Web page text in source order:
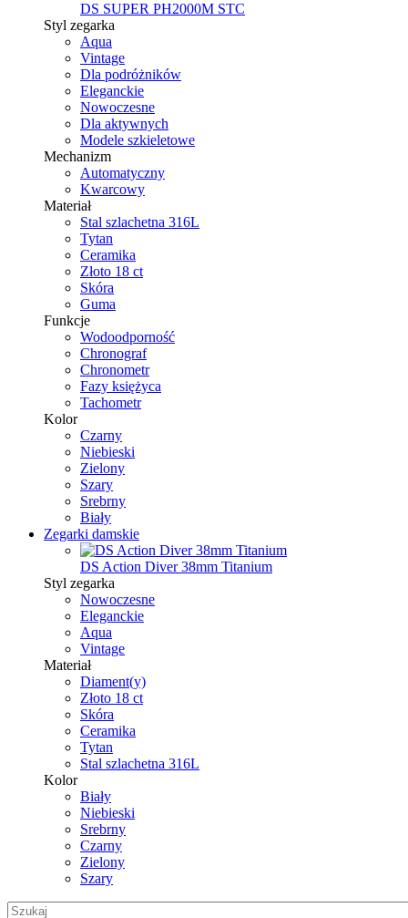
DS SUPER PH2000M STC
Styl zegarka
Aqua
Vintage
Dla podróżników
Eleganckie
Nowoczesne
Dla aktywnych
Modele szkieletowe
Mechanizm
Automatyczny
Kwarcowy
Materiał
Stal szlachetna 316L
Tytan
Ceramika
Złoto 18 ct
Skóra
Guma
Funkcje
Wodoodporność
Chronograf
Chronometr
Fazy księżyca
Tachometr
Kolor
Czarny
Niebieski
Zielony
Szary
Srebrny
Biały
Zegarki damskie
DS Action Diver 38mm Titanium
Styl zegarka
Nowoczesne
Eleganckie
Aqua
Vintage
Materiał
Diament(y)
Złoto 18 ct
Skóra
Ceramika
Tytan
Stal szlachetna 316L
Kolor
Biały
Niebieski
Srebrny
Czarny
Zielony
Szary